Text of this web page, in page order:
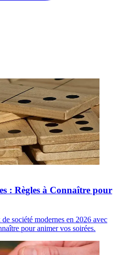
: Règles à Connaître pour
société modernes en 2026 avec
pour animer vos soirées.